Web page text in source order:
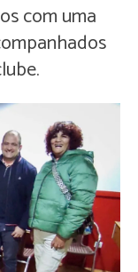
com uma